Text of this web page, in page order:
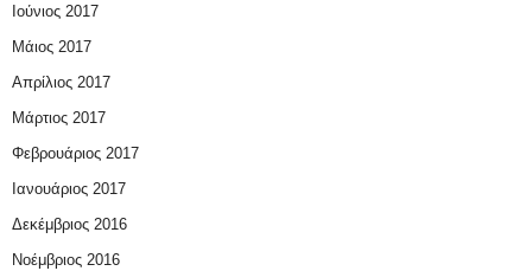
Ιούνιος 2017
Μάιος 2017
Απρίλιος 2017
Μάρτιος 2017
Φεβρουάριος 2017
Ιανουάριος 2017
Δεκέμβριος 2016
Νοέμβριος 2016